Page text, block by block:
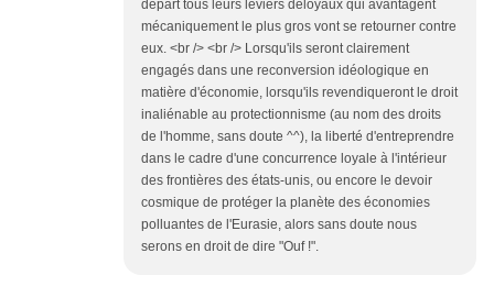
départ tous leurs leviers déloyaux qui avantagent
mécaniquement le plus gros vont se retourner contre
eux. <br /> <br /> Lorsqu'ils seront clairement
engagés dans une reconversion idéologique en
matière d'économie, lorsqu'ils revendiqueront le droit
inaliénable au protectionnisme (au nom des droits
de l'homme, sans doute ^^), la liberté d'entreprendre
dans le cadre d'une concurrence loyale à l'intérieur
des frontières des états-unis, ou encore le devoir
cosmique de protéger la planète des économies
polluantes de l'Eurasie, alors sans doute nous
serons en droit de dire "Ouf !".